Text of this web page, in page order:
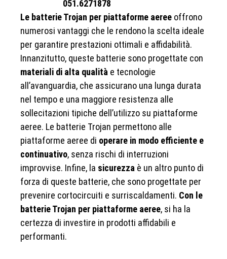
Le batterie Trojan per piattaforme aeree offrono
numerosi vantaggi che le rendono la scelta ideale
per garantire prestazioni ottimali e affidabilità.
Innanzitutto, queste batterie sono progettate con
materiali di alta qualità e tecnologie
all’avanguardia, che assicurano una lunga durata
nel tempo e una maggiore resistenza alle
sollecitazioni tipiche dell’utilizzo su piattaforme
aeree. Le batterie Trojan permettono alle
piattaforme aeree di operare in modo efficiente e
continuativo, senza rischi di interruzioni
improvvise. Infine, la sicurezza è un altro punto di
forza di queste batterie, che sono progettate per
prevenire cortocircuiti e surriscaldamenti. Con le
batterie Trojan per piattaforme aeree, si ha la
certezza di investire in prodotti affidabili e
performanti.